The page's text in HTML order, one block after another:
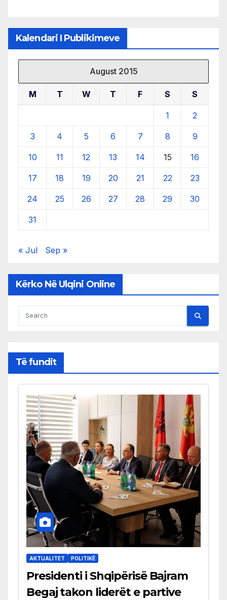
Kalendari I Publikimeve
August 2015
M T W T F S S
1 2
3 4 5 6 7 8 9
10 11 12 13 14 15 16
17 18 19 20 21 22 23
24 25 26 27 28 29 30
31
« Jul Sep »
Kërko Në Ulqini Online
Të fundit
AKTUALITET POLITIKË
Presidenti i Shqipërisë Bajram
Begaj takon liderët e partive